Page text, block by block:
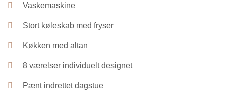
Vaskemaskine
Stort køleskab med fryser
Køkken med altan
8 værelser individuelt designet
Pænt indrettet dagstue